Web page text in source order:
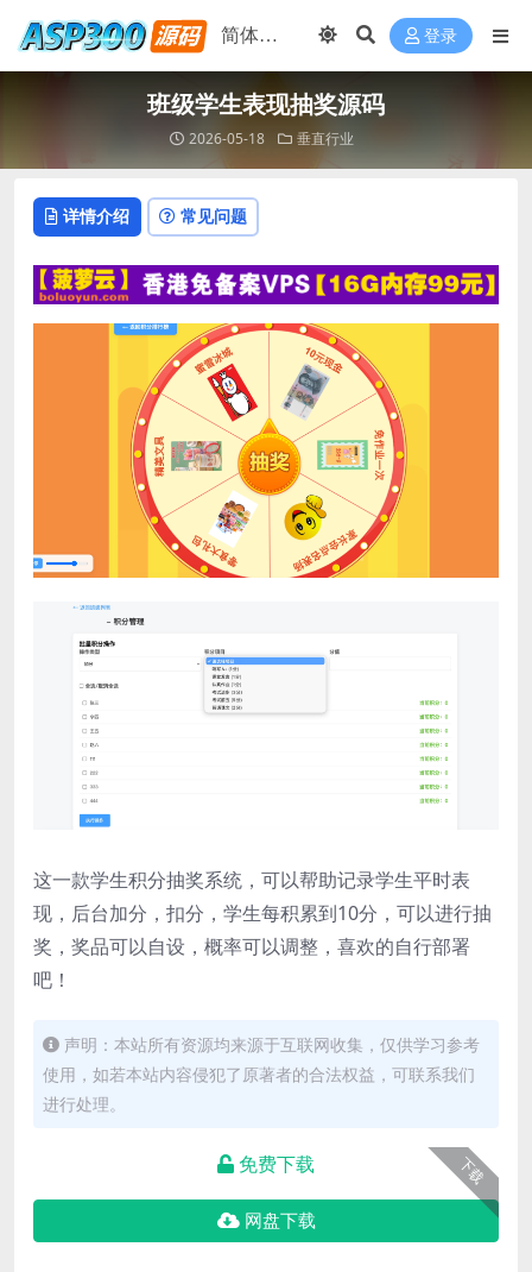
登录
班级学生表现抽奖源码
2026-05-18 垂直行业
详情介绍 常见问题
这一款学生积分抽奖系统，可以帮助记录学生平时表
现，后台加分，扣分，学生每积累到10分，可以进行抽
奖，奖品可以自设，概率可以调整，喜欢的自行部署
吧！
声明：本站所有资源均来源于互联网收集，仅供学习参考
使用，如若本站内容侵犯了原著者的合法权益，可联系我们
进行处理。
下载
免费下载
网盘下载